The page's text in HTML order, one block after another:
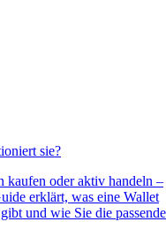
sie?
kaufen oder aktiv handeln –
erklärt, was eine Wallet
und wie Sie die passende